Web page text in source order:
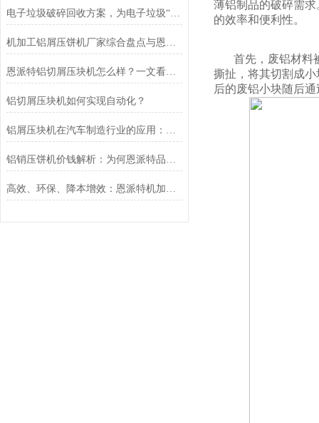
电子垃圾破碎回收方案，为电子垃圾“掘金”之旅再加速！
机加工铝屑压饼机厂家综合盘点与恩派特品牌实力解析
恩派特铝切屑压块机怎么样？一文看懂为什么它值得推荐
铝切屑压块机如何实现自动化？
铝屑压块机在汽车制造行业的应用：恩派特品牌推荐
铝销压饼机价钱解析：为何恩派特品牌是您的高价值之选？
高效、环保、降本增效：恩派特机加工铝屑压饼机在汽车制造行业的应用
薄铝制品的破碎需
的效率和便利性。
首先，废铝材料
撕扯，将其切割成
后的废铝小块随后